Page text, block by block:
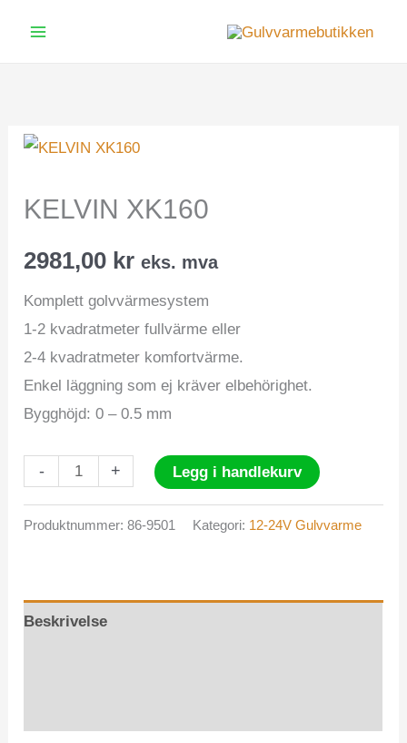
KELVIN XK160
2981,00 kr eks. mva
Komplett golvvärmesystem
1-2 kvadratmeter fullvärme eller
2-4 kvadratmeter komfortvärme.
Enkel läggning som ej kräver elbehörighet.
Bygghöjd: 0 – 0.5 mm
-
KELVIN
antall
+ Legg i handlekurv
Produktnummer:86-9501 Kategori: 12-24V Gulvvarme
Beskrivelse